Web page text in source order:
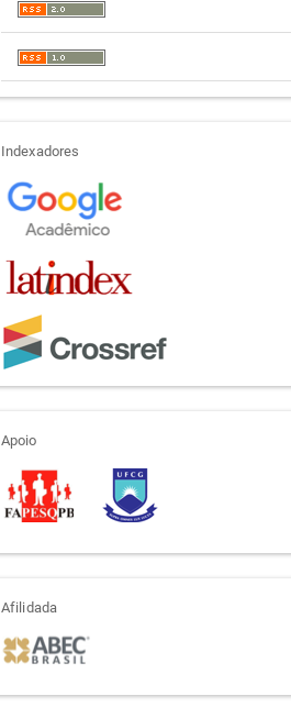
indexadores
Indexadores
apoio
Apoio
afiliada
Afilidada